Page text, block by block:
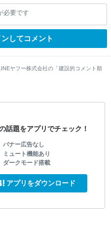
lo
w
lo
w
lo
w
必要です
ンしてコメント
ヤフー株式会社の「建設的コメント順
話題をアプリでチェック！
バナー広告なし
ミュート機能あり
ダークモード搭載
アプリをダウンロード